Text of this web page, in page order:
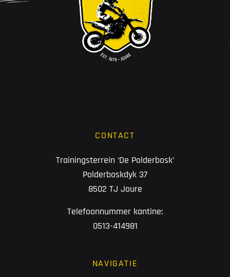
CONTACT
Trainingsterrein ‘De Polderbosk’
Polderboskdyk 37
8502 TJ Joure
Telefoonnummer kantine:
0513-414981
NAVIGATIE